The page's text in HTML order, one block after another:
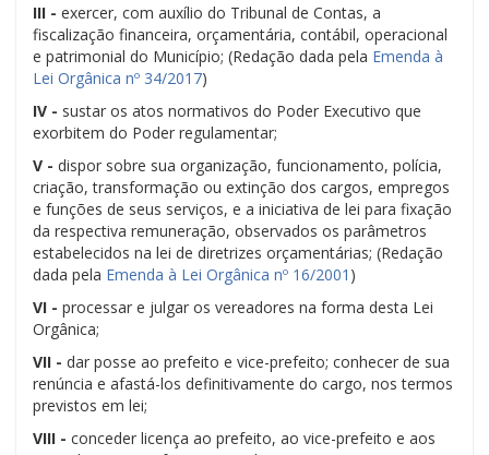
III - exercer, com auxílio do Tribunal de Contas, a
fiscalização financeira, orçamentária, contábil, operacional
e patrimonial do Município; (Redação dada pela Emenda à
Lei Orgânica nº 34/2017)
IV - sustar os atos normativos do Poder Executivo que
exorbitem do Poder regulamentar;
V - dispor sobre sua organização, funcionamento, polícia,
criação, transformação ou extinção dos cargos, empregos
e funções de seus serviços, e a iniciativa de lei para fixação
da respectiva remuneração, observados os parâmetros
estabelecidos na lei de diretrizes orçamentárias; (Redação
dada pela Emenda à Lei Orgânica nº 16/2001 )
VI - processar e julgar os vereadores na forma desta Lei
Orgânica;
VII - dar posse ao prefeito e vice-prefeito; conhecer de sua
renúncia e afastá-los definitivamente do cargo, nos termos
previstos em lei;
VIII - conceder licença ao prefeito, ao vice-prefeito e aos